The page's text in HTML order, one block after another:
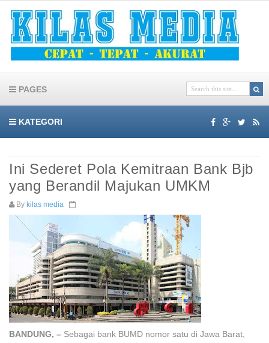
PAGES
KATEGORI
Ini Sederet Pola Kemitraan Bank Bjb
yang Berandil Majukan UMKM
By kilas media
BANDUNG, – Sebagai bank BUMD nomor satu di Jawa Barat,